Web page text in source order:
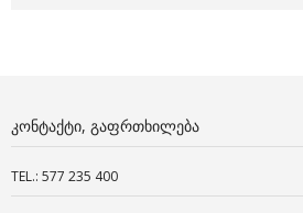
ᲙᲝᲜᲢᲐᲥᲢᲘ, ᲒᲐᲤᲠᲗᲮᲘᲚᲔᲑᲐ
TEL.: 577 235 400